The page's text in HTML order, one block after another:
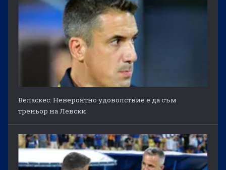
Веласкес: Невероятно удоволствие е да съм
треньор на Левски